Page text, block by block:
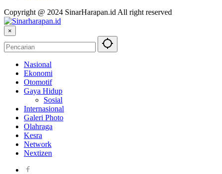
Copyright @ 2024 SinarHarapan.id All right reserved
×
Nasional
Ekonomi
Otomotif
Gaya Hidup
Sosial
Internasional
Galeri Photo
Olahraga
Kesra
Network
Nextizen